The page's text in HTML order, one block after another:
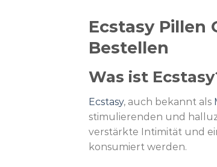
Ecstasy Pillen
Bestellen
Was ist
Ecstasy, auch bekannt als
stimulierenden und
verstärkte Intimität und
konsumiert werden.